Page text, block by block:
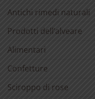
Antichi rimedi naturali
Prodotti dell’alveare
Alimentari
Confetture
Sciroppo di rose